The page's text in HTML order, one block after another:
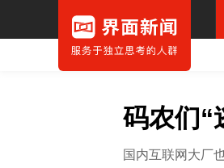
码农们“
国内互联网大厂